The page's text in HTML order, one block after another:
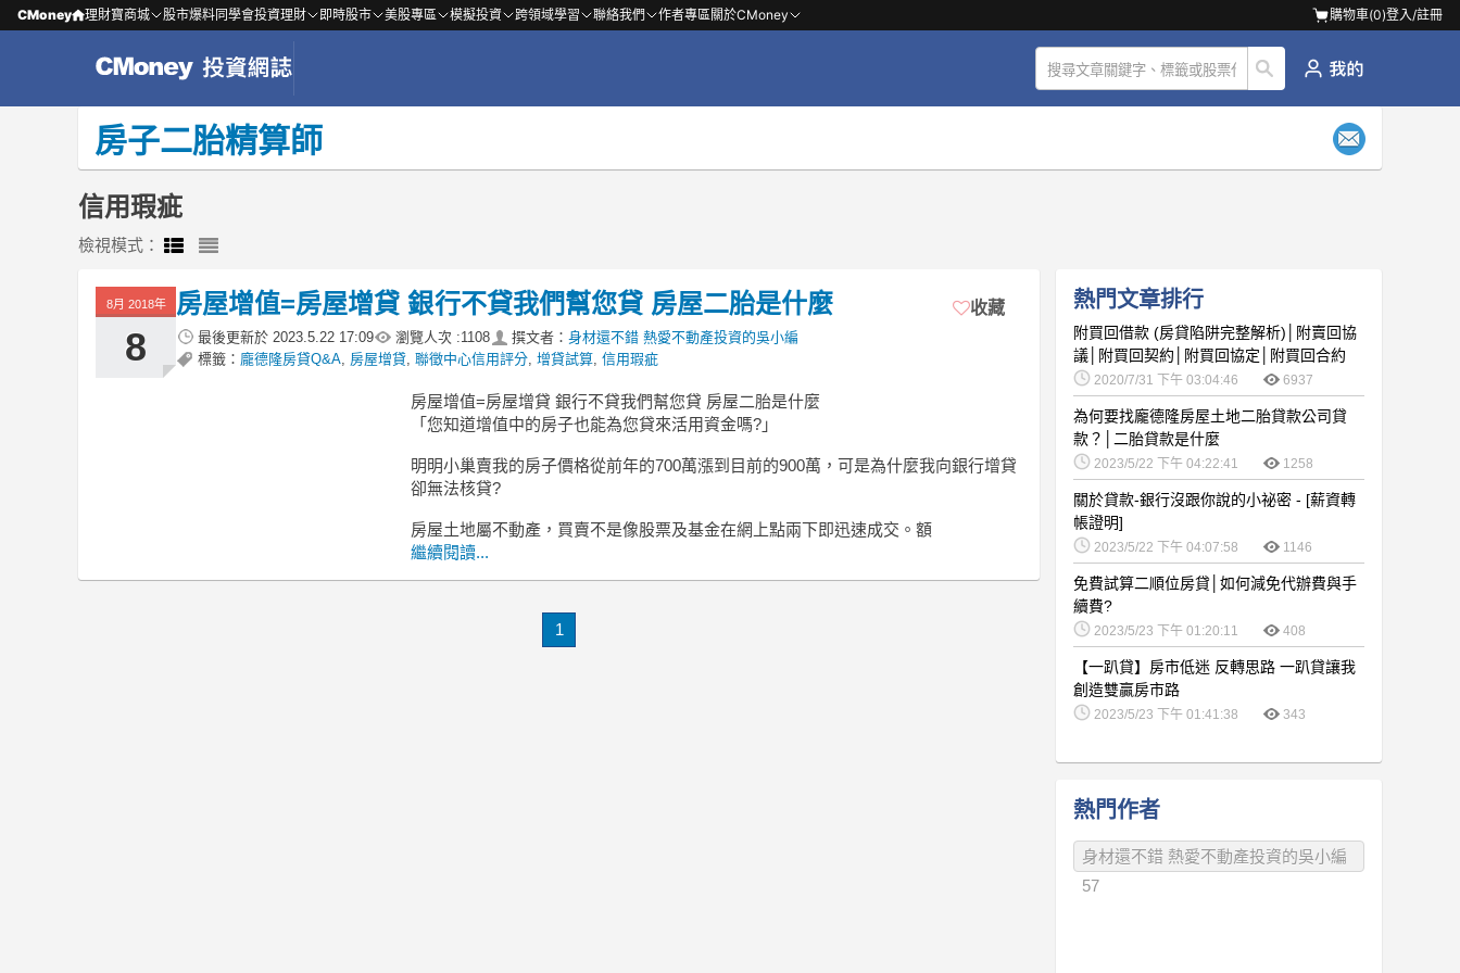
CMoney 理財寶商城 股市爆料同學會投資理財 即時股市 美股專區 模擬投資 跨領域學習 聯絡我們 作者專區關於CMoney 購物車(0)登入/註冊
房子二胎精算師
信用瑕疵
檢視模式：
8月 2018年
8
房屋增值=房屋增貸 銀行不貸我們幫您貸 房屋二胎是什麼
最後更新於 2023.5.22 17:09 瀏覽人次 :1108 撰文者： 身材還不錯 熱愛不動產投資的吳小編
標籤： 龐德隆房貸Q&A 房屋增貸 聯徵中心信用評分 增貸試算 信用瑕疵
收藏
房屋增值=房屋增貸 銀行不貸我們幫您貸 房屋二胎是什麼
「您知道增值中的房子也能為您貸來活用資金嗎?」
明明小巢賣我的房子價格從前年的700萬漲到目前的900萬，可是為什麼我向銀行增貸
卻無法核貸?
房屋土地屬不動產，買賣不是像股票及基金在網上點兩下即迅速成交。額
繼續閱讀...
1
熱門文章排行
附買回借款 (房貸陷阱完整解析)│附賣回協
議│附買回契約│附買回協定│附買回合約
2020/7/31 下午 03:04:46 6937
為何要找龐德隆房屋土地二胎貸款公司貸
款？│二胎貸款是什麼
2023/5/22 下午 04:22:41 1258
關於貸款-銀行沒跟你說的小祕密 - [薪資轉
帳證明]
2023/5/22 下午 04:07:58 1146
免費試算二順位房貸│如何減免代辦費與手
續費?
2023/5/23 下午 01:20:11 408
【一趴貸】房市低迷 反轉思路 一趴貸讓我
創造雙贏房市路
2023/5/23 下午 01:41:38 343
熱門作者
身材還不錯 熱愛不動產投資的吳小編
57